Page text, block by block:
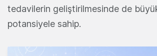
tedavilerin geliştirilmesinde de
potansiyele sahip.